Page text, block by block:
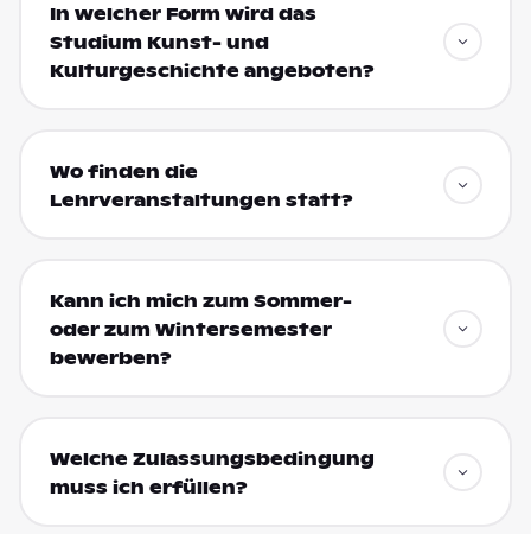
In welcher Form wird das
Studium Kunst- und
Kulturgeschichte angeboten?
Wo finden die
Lehrveranstaltungen statt?
Kann ich mich zum Sommer-
oder zum Wintersemester
bewerben?
Welche Zulassungsbedingung
muss ich erfüllen?